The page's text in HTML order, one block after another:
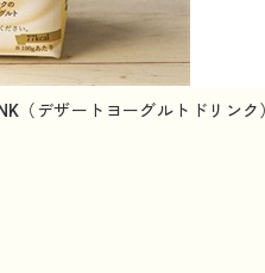
（デザートヨーグルトドリン